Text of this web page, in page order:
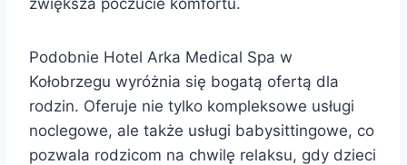
Podobnie Hotel Arka Medical Spa w
Kołobrzegu wyróżnia się bogatą ofertą dla
rodzin. Oferuje nie tylko kompleksowe usługi
noclegowe, ale także usługi babysittingowe, co
pozwala rodzicom na chwilę relaksu, gdy dzieci